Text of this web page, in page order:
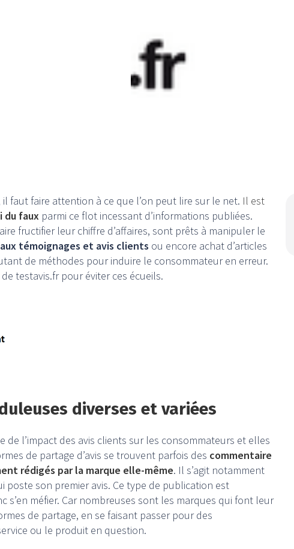
faut faire attention à ce que l’on peut lire sur le net. Il est
du faux parmi ce flot incessant d’informations publiées.
fructifier leur chiffre d’affaires, sont prêts à manipuler le
témoignages et avis clients ou encore achat d’articles
de méthodes pour induire le consommateur en erreur.
testavis.fr pour éviter ces écueils.
diverses et variées
de l’impact des avis clients sur les consommateurs et elles
de partage d’avis se trouvent parfois des commentaire
rédigés par la marque elle-même. Il s’agit notamment
poste son premier avis. Ce type de publication est
s’en méfier. Car nombreuses sont les marques qui font leur
de partage, en se faisant passer pour des
ou le produit en question.